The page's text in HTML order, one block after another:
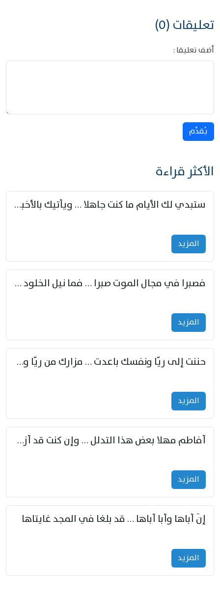
تعليقات (0)
أضف تعليقا :
يُقدِّم
الأكثر قراءة
ستبدي لك الأيام ما كنت جاهلا … ويأتيك بالأخبار من لم تزوّد
المزید
فصبرا في مجال الموت صبرا … فما نيل الخلود بمستطاع
المزید
حننت إلى ريّا ونفسك باعدت … مزارك من ريّا وشعباكما معا
المزید
أفاطم مهلا بعض هذا التدلل … وإن كنت قد أزمعت صرمي فأجملي
المزید
إنّ أباها وأبا أباها … قد بلغا في المجد غايتاها
المزید